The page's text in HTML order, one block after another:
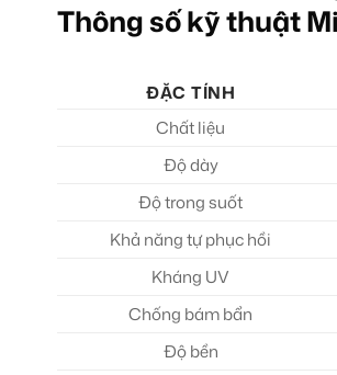
Thông số kỹ thuật
ĐẶC TÍNH
Chất liệu
Độ dày
Độ trong suốt
Khả năng tự phục hồi
Kháng UV
Chống bám bẩn
Độ bền